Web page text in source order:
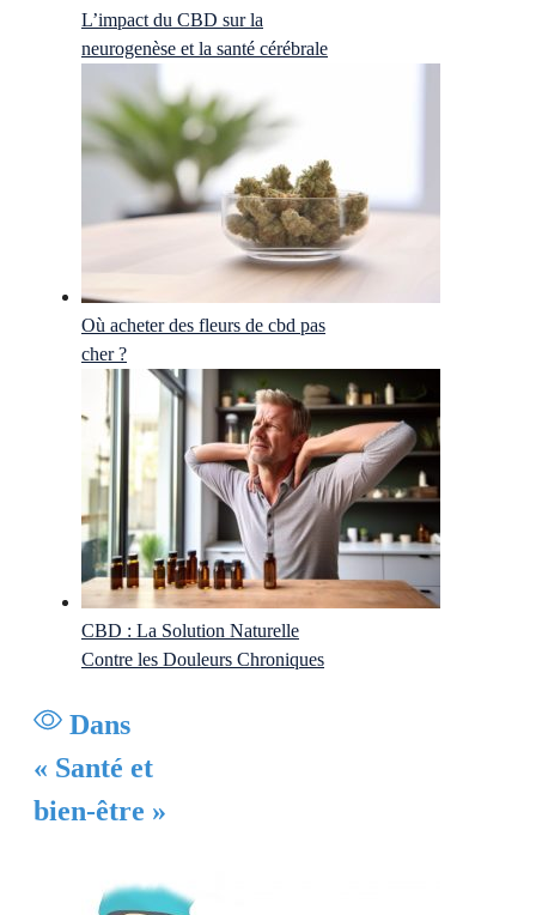
L’impact du CBD sur la
neurogenèse et la santé cérébrale
Où acheter des fleurs de cbd pas
cher ?
CBD : La Solution Naturelle
Contre les Douleurs Chroniques
Dans
« Santé et
bien-être »